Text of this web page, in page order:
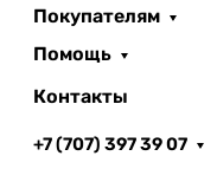
Покупателям
Помощь
Контакты
+7 (707) 397 39 07